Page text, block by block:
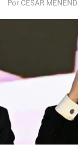
Por CÉSAR